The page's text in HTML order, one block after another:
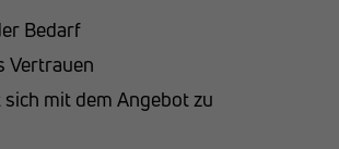
Bedarf
Vertrauen
sich mit dem Angebot zu